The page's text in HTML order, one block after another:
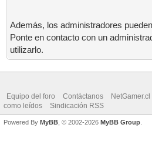
Además, los administradores
Ponte en contacto con un
utilizarlo.
Equipo del foro Contáctanos NetGamer.cl
como leídos
Sindicación RSS
Powered By MyBB , © 2002-2026 MyBB Group